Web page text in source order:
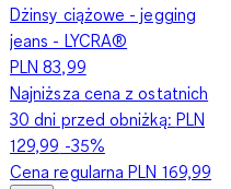
Dżinsy ciążowe - jegging
jeans - LYCRA®
PLN 83,99
Najniższa cena z ostatnich
30 dni przed obniżką: PLN
129,99 -35%
Cena regularnaPLN 169,99